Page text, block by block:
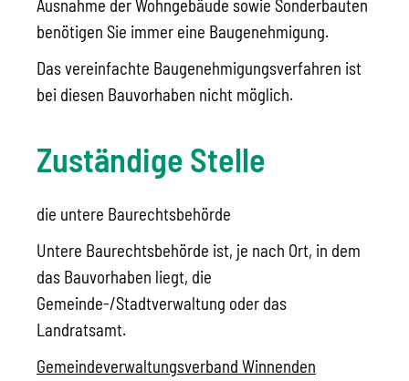
Ausnahme der Wohngebäude sowie Sonderbauten
benötigen Sie immer eine Baugenehmigung.
Das vereinfachte Baugenehmigungsverfahren ist
bei diesen Bauvorhaben nicht möglich.
Zuständige Stelle
die untere Baurechtsbehörde
Untere Baurechtsbehörde ist, je nach Ort, in dem
das Bauvorhaben liegt, die
Gemeinde-/Stadtverwaltung oder das
Landratsamt.
Gemeindeverwaltungsverband Winnenden